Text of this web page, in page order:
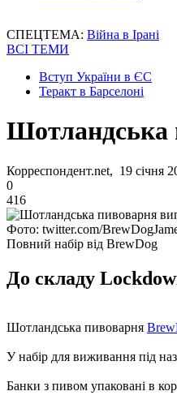
СПЕЦТЕМА: Війна в Ірані
ВСІ ТЕМИ
Вступ України в ЄС
Теракт в Барселоні
Шотландська
Корреспондент.net, 19 січня
0
416
Фото: twitter.com/
Повний набір від BrewDog
До складу
Шотландська пивоварня
У набір для виживання під
Банки з пивом упаковані в